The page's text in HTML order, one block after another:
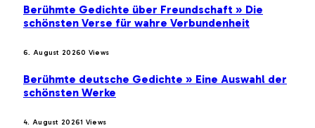
Berühmte Gedichte über Freundschaft » Die
schönsten Verse für wahre Verbundenheit
6. August 20260 Views
Berühmte deutsche Gedichte » Eine Auswahl der
schönsten Werke
4. August 20261 Views